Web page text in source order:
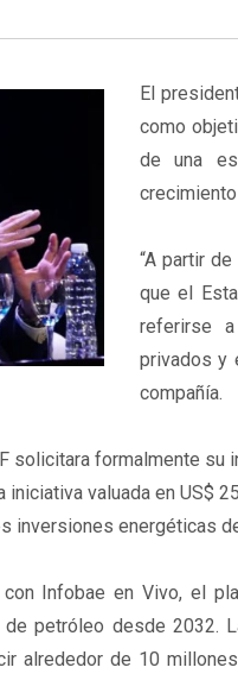
El
como
de una
“A partir
que el
referirse
privados y
compañía.
solicitara formalmente
iniciativa valuada en US$
inversiones energéticas
Infobae en Vivo, el
petróleo desde 2032.
alrededor de 10